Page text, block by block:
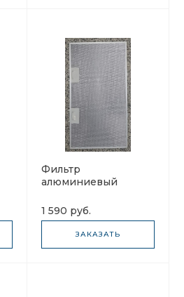
Фильтр
алюминиевый
510х280х8мм
1 590 руб.
ЗАКАЗАТЬ